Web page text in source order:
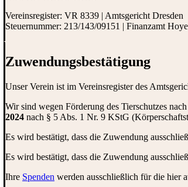
Vereinsregister: VR 8339 | Amtsgericht Dresden
Steuernummer: 213/143/09151 | Finanzamt
Zuwendungs­bestätigung
Unser Verein ist im Vereinsregister des
Wir sind wegen Förderung des Tierschutzes
2024 nach § 5 Abs. 1 Nr. 9 KStG
Es wird bestätigt, dass die Zuwendung
Es wird bestätigt, dass die Zuwendung
Ihre Spenden werden ausschließlich für die hier